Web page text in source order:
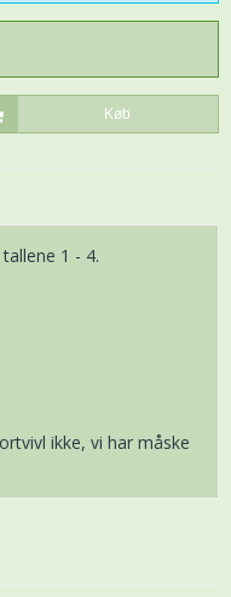
Køb
1 - 4.
ikke, vi har måske